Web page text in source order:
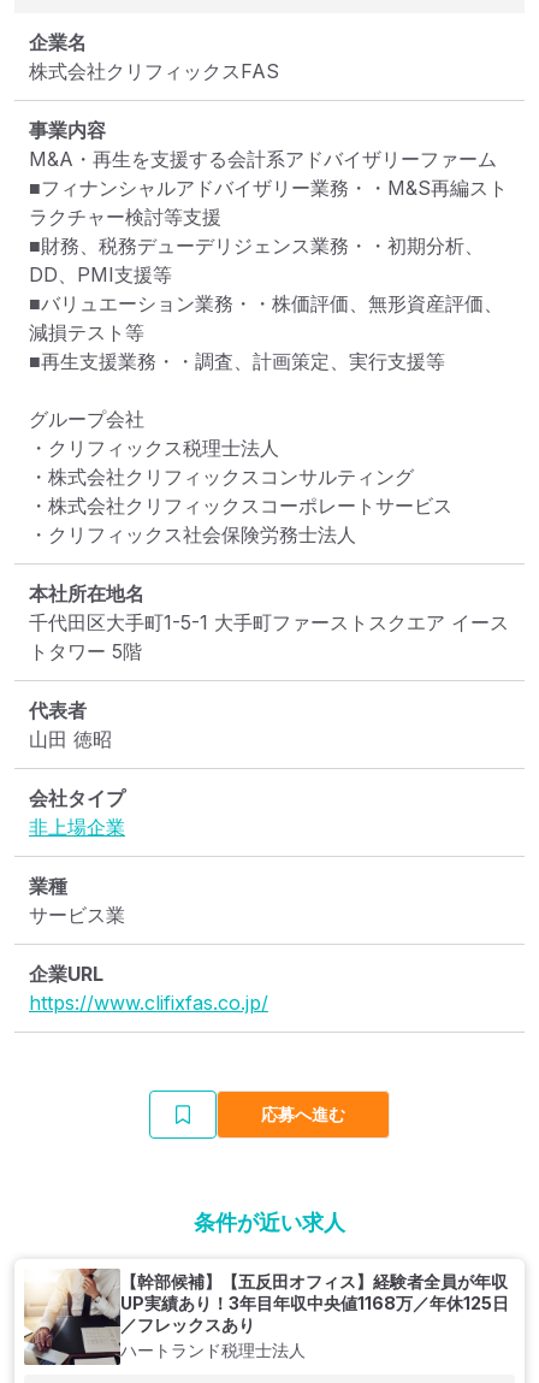
企業名
株式会社クリフィックスFAS
事業内容
M&A・再生を支援する会計系アドバイザリーファーム
■フィナンシャルアドバイザリー業務・・M&S再編スト
ラクチャー検討等支援
■財務、税務デューデリジェンス業務・・初期分析、
DD、PMI支援等
■バリュエーション業務・・株価評価、無形資産評価、
減損テスト等
■再生支援業務・・調査、計画策定、実行支援等
グループ会社
・クリフィックス税理士法人
・株式会社クリフィックスコンサルティング
・株式会社クリフィックスコーポレートサービス
・クリフィックス社会保険労務士法人
本社所在地名
千代田区大手町1-5-1 大手町ファーストスクエア イース
トタワー 5階
代表者
山田 徳昭
会社タイプ
非上場企業
業種
サービス業
企業URL
https://www.clifixfas.co.jp/
応募へ進む
条件が近い求人
【幹部候補】【五反田オフィス】経験者全員が年収
UP実績あり！3年目年収中央値1168万／年休125日
／フレックスあり
ハートランド税理士法人